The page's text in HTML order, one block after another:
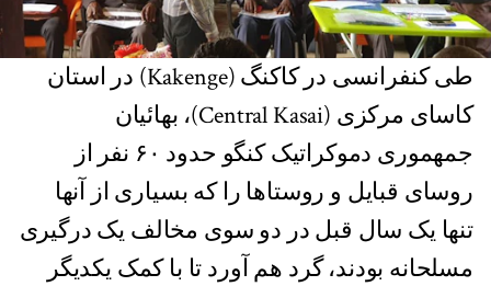
طی کنفرانسی در کاکنگ (Kakenge) در استان
کاسای مرکزی (Central Kasai)، بهائیان
جمهموری دموکراتیک کنگو حدود ۶۰ نفر از
روسای قبایل و روستاها را که بسیاری از آنها
تنها یک سال قبل در دو سوی مخالف یک درگیری
مسلحانه بودند، گرد هم آورد تا با کمک یکدیگر